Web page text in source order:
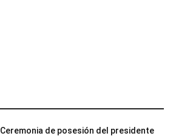
Ceremonia de posesión del presidente